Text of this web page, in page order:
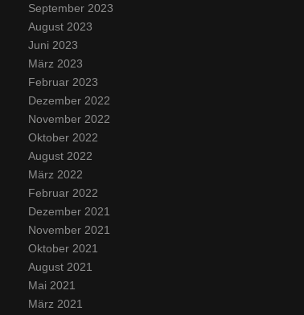
September 2023
August 2023
Juni 2023
März 2023
Februar 2023
Dezember 2022
November 2022
Oktober 2022
August 2022
März 2022
Februar 2022
Dezember 2021
November 2021
Oktober 2021
August 2021
Mai 2021
März 2021